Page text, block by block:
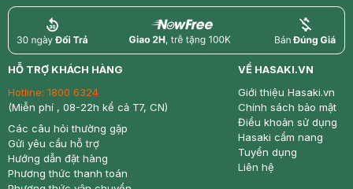
return nowfree price
HỖ TRỢ KHÁCH HÀNG
Hotline: 1800 6324
(Miễn phí , 08-22h kể cả T7, CN)
Các câu hỏi thường gặp
Gửi yêu cầu hỗ trợ
Hướng dẫn đặt hàng
Phương thức thanh toán
VỀ HASAKI.VN
Giới thiệu Hasaki.vn
Chính sách bảo mật
Điều khoản sử dụng
Hasaki cẩm nang
Tuyển dụng
Liên hệ